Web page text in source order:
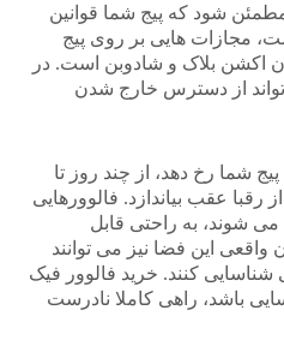
مطمئن شود که پیج شما قوانین
مجازات هایی بر روی پیج
اکشن بلاک و شادوبن است. در
تواند از دسترس خارج شدن
شما رخ دهد، از چند روز تا
رقبا عقب بیاندازد. فالوورهایی
شوند، به راحتی قابل
این فضا نیز می توانند
شناسایی کنند. خرید فالوور فیک
باشد، راهی کاملا نادرست